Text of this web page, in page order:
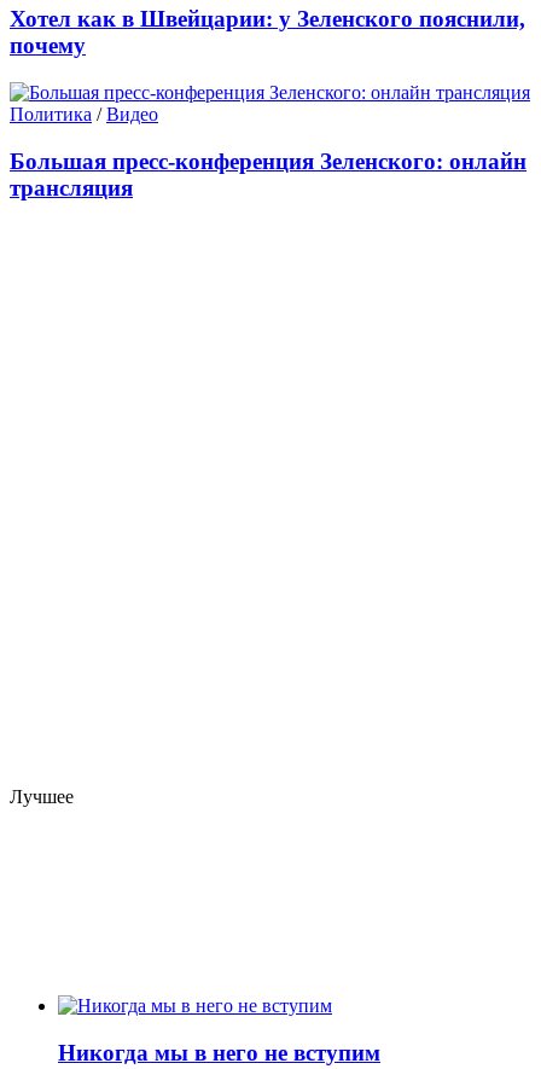
Хотел как в Швейцарии: у Зеленского пояснили,
почему
Политика /Видео
Большая пресс-конференция Зеленского: онлайн
трансляция
Лучшее
Никогда мы в него не вступим